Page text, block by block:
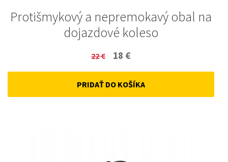
Protišmykový a nepremokavý obal na
dojazdové koleso
22€
Original
price
was:
18 €
price
is:
PRIDAŤ DO KOŠÍKA